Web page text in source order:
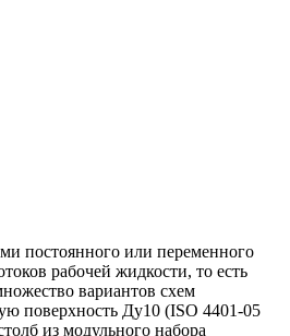
постоянного или переменного
рабочей жидкости, то есть
вариантов схем
поверхность Ду10 (ISO 4401-05
из модульного набора